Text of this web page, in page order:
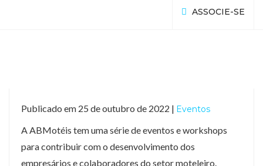
ASSOCIE-SE
Publicado em 25 de outubro de 2022 | Eventos
A ABMotéis tem uma série de eventos e workshops
para contribuir com o desenvolvimento dos
empresários e colaboradores do setor moteleiro.